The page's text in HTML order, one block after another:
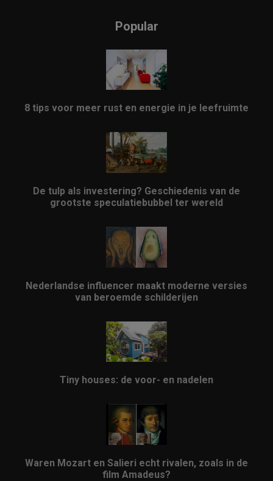
Popular
8 tips voor meer rust en energie in je leefruimte
De tulp als investering? Geschiedenis van de
grootste speculatiebubbel ter wereld
Nederlandse influencer maakt moderne versies
van beroemde schilderijen
Tiny houses: de voor- en nadelen
Waren Mozart en Salieri echt rivalen, zoals in de
film Amadeus?